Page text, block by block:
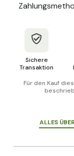
Sichere
Transaktion
Für den Kauf
ALLES